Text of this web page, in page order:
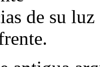
de su luz